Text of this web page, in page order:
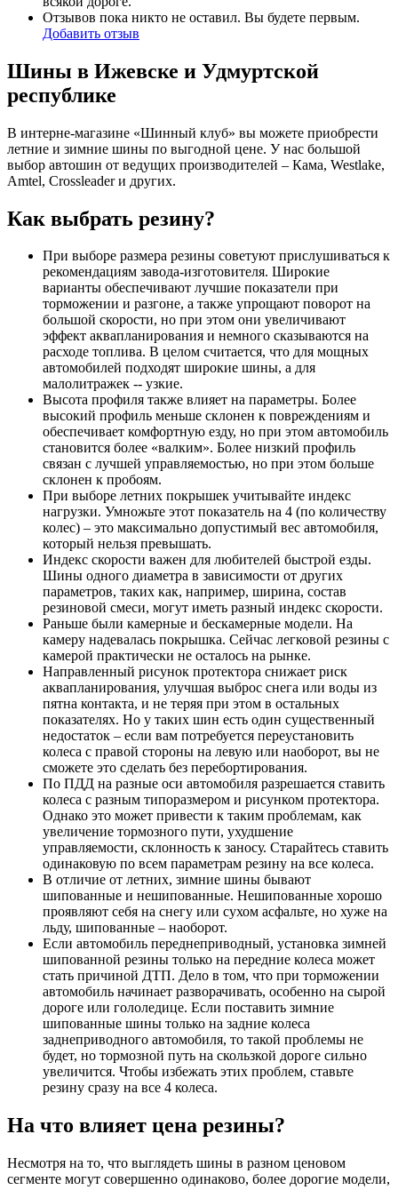
Отзывов пока никто не оставил. Вы будете первым.
Добавить отзыв
Шины в Ижевске и Удмуртской
республике
В интерне-магазине «Шинный клуб» вы можете приобрести
летние и зимние шины по выгодной цене. У нас большой
выбор автошин от ведущих производителей – Кама, Westlake,
Amtel, Crossleader и других.
Как выбрать резину?
При выборе размера резины советуют прислушиваться к
рекомендациям завода-изготовителя. Широкие
варианты обеспечивают лучшие показатели при
торможении и разгоне, а также упрощают поворот на
большой скорости, но при этом они увеличивают
эффект аквапланирования и немного сказываются на
расходе топлива. В целом считается, что для мощных
автомобилей подходят широкие шины, а для
малолитражек -- узкие.
Высота профиля также влияет на параметры. Более
высокий профиль меньше склонен к повреждениям и
обеспечивает комфортную езду, но при этом автомобиль
становится более «валким». Более низкий профиль
связан с лучшей управляемостью, но при этом больше
склонен к пробоям.
При выборе летних покрышек учитывайте индекс
нагрузки. Умножьте этот показатель на 4 (по количеству
колес) – это максимально допустимый вес автомобиля,
который нельзя превышать.
Индекс скорости важен для любителей быстрой езды.
Шины одного диаметра в зависимости от других
параметров, таких как, например, ширина, состав
резиновой смеси, могут иметь разный индекс скорости.
Раньше были камерные и бескамерные модели. На
камеру надевалась покрышка. Сейчас легковой резины с
камерой практически не осталось на рынке.
Направленный рисунок протектора снижает риск
аквапланирования, улучшая выброс снега или воды из
пятна контакта, и не теряя при этом в остальных
показателях. Но у таких шин есть один существенный
недостаток – если вам потребуется переустановить
колеса с правой стороны на левую или наоборот, вы не
сможете это сделать без перебортирования.
По ПДД на разные оси автомобиля разрешается ставить
колеса с разным типоразмером и рисунком протектора.
Однако это может привести к таким проблемам, как
увеличение тормозного пути, ухудшение
управляемости, склонность к заносу. Старайтесь ставить
одинаковую по всем параметрам резину на все колеса.
В отличие от летних, зимние шины бывают
шипованные и нешипованные. Нешипованные хорошо
проявляют себя на снегу или сухом асфальте, но хуже на
льду, шипованные – наоборот.
Если автомобиль переднеприводный, установка зимней
шипованной резины только на передние колеса может
стать причиной ДТП. Дело в том, что при торможении
автомобиль начинает разворачивать, особенно на сырой
дороге или гололедице. Если поставить зимние
шипованные шины только на задние колеса
заднеприводного автомобиля, то такой проблемы не
будет, но тормозной путь на скользкой дороге сильно
увеличится. Чтобы избежать этих проблем, ставьте
резину сразу на все 4 колеса.
На что влияет цена резины?
Несмотря на то, что выглядеть шины в разном ценовом
сегменте могут совершенно одинаково, более дорогие модели,